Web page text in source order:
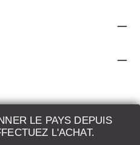
LE PAYS DEPUIS
L'ACHAT.